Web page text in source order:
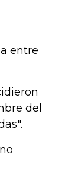
entre
del